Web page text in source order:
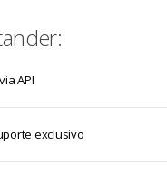
API
exclusivo